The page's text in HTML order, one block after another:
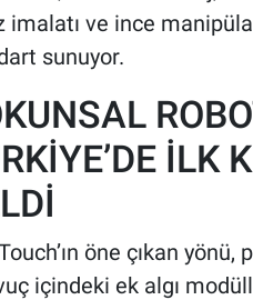
imalatı ve ince
sunuyor.
İLK
öne çıkan
içindeki ek algı